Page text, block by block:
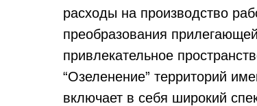
расходы на производство
преобразования
привлекательное
“Озеленение” территорий
включает в себя широкий